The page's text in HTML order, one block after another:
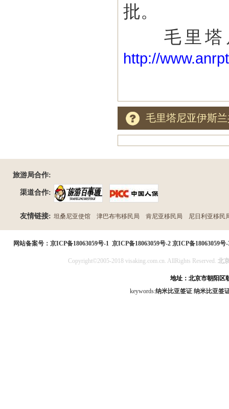
批。
毛里塔尼
http://
毛里塔尼亚伊斯
旅游局合作:
渠道合作:
友情链接: 坦桑尼亚使馆 津巴布韦移民局 肯尼亚移民局 尼日利亚移民
网站备案号： 京ICP备18063059号-1 京ICP备18063059号-2 京ICP备18063059号-
Copyright©2005-2018 visaking.com.cn. AllRights Reserved. 北
地址：北京市朝阳区
keywords:纳米比亚签证 纳米比亚签